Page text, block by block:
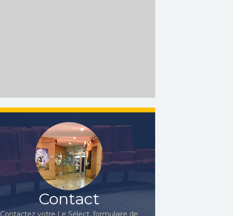
Contact
Contactez votre Le Sélect, formulaire de